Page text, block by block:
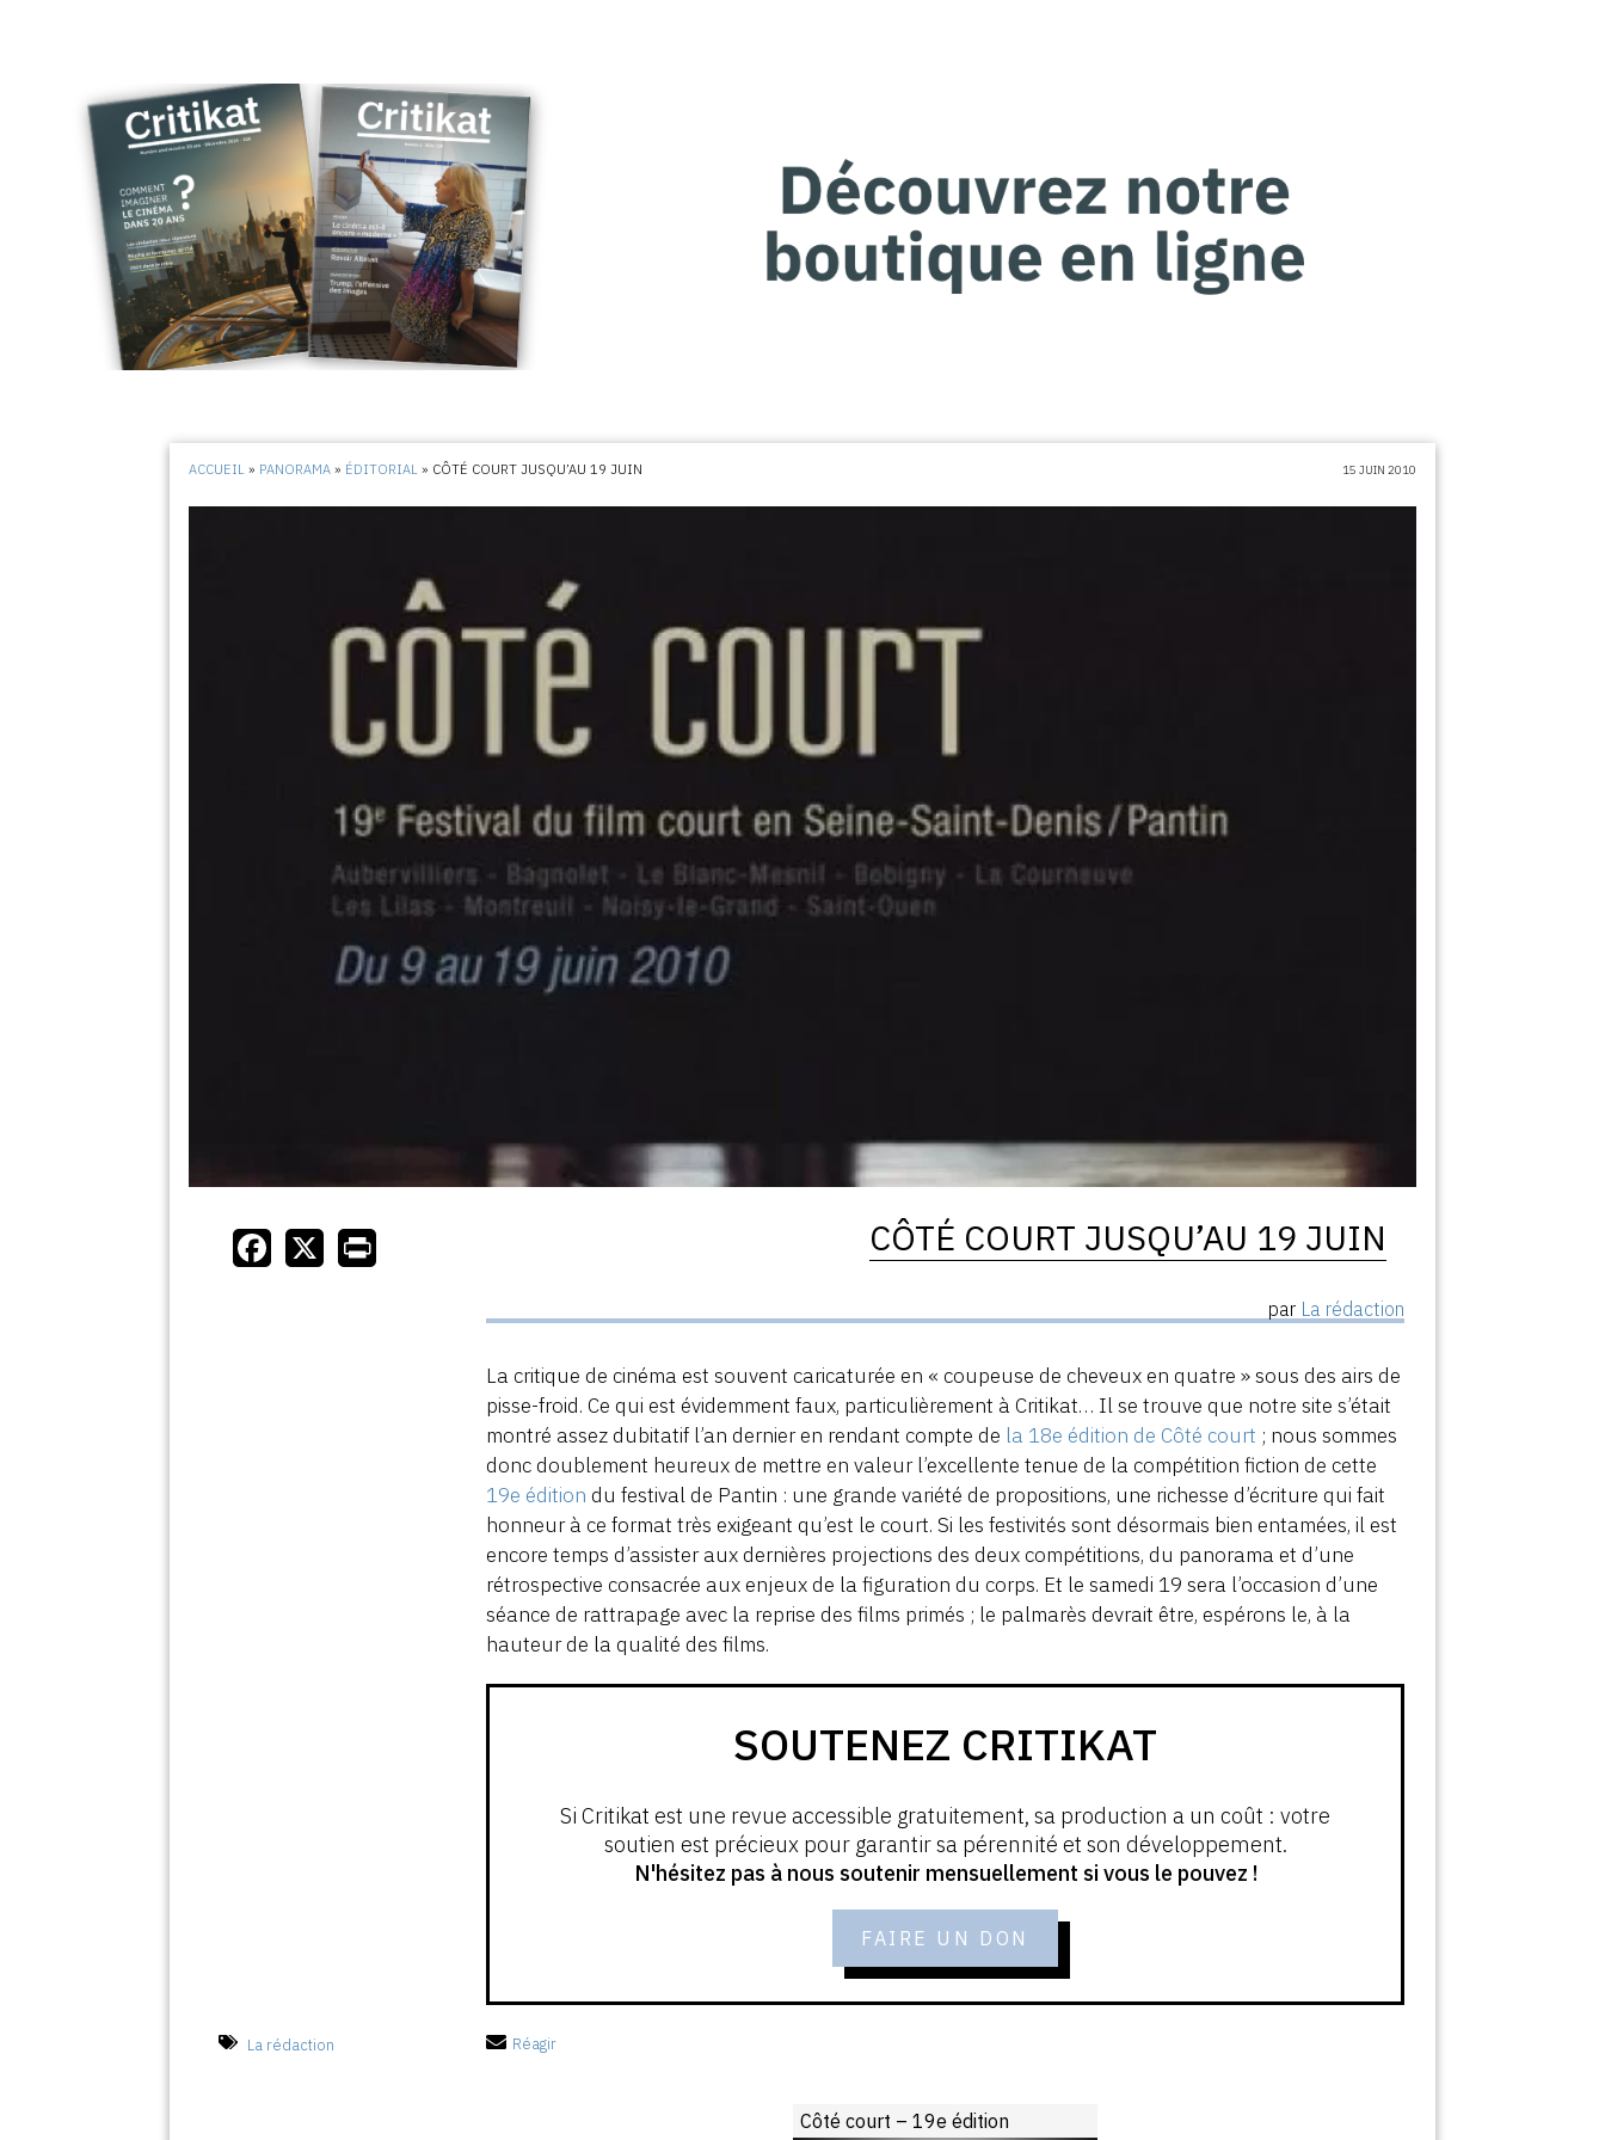
ACCUEIL » PANORAMA » ÉDITORIAL » CÔTÉ COURT JUSQU’AU 19 JUIN 15 JUIN 2010
La rédaction
CÔTÉ COURT JUSQU’AU 19 JUIN
par La rédaction
La critique de cinéma est souvent caricaturée en « coupeuse de cheveux en quatre » sous des airs de
pisse-froid. Ce qui est évidemment faux, particulièrement à Critikat… Il se trouve que notre site s’était
montré assez dubitatif l’an dernier en rendant compte de la 18e édition de Côté court ; nous sommes
donc doublement heureux de mettre en valeur l’excellente tenue de la compétition fiction de cette
19e édition du festival de Pantin : une grande variété de propositions, une richesse d’écriture qui fait
honneur à ce format très exigeant qu’est le court. Si les festivités sont désormais bien entamées, il est
encore temps d’assister aux dernières projections des deux compétitions, du panorama et d’une
rétrospective consacrée aux enjeux de la figuration du corps. Et le samedi 19 sera l’occasion d’une
séance de rattrapage avec la reprise des films primés ; le palmarès devrait être, espérons le, à la
hauteur de la qualité des films.
SOUTENEZ CRITIKAT
Si Critikat est une revue accessible gratuitement, sa production a un coût : votre
soutien est précieux pour garantir sa pérennité et son développement.
N'hésitez pas à nous soutenir mensuellement si vous le pouvez !
FAIRE UN DON
Réagir
Côté court – 19e édition